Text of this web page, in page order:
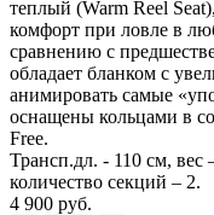
теплый (Warm Reel
комфорт при ловле в
сравнению с
обладает бланком с
анимировать самые
оснащены кольцами в
Free.
Трансп.дл. - 110 см, вес
количество секций – 2.
4 900 руб.